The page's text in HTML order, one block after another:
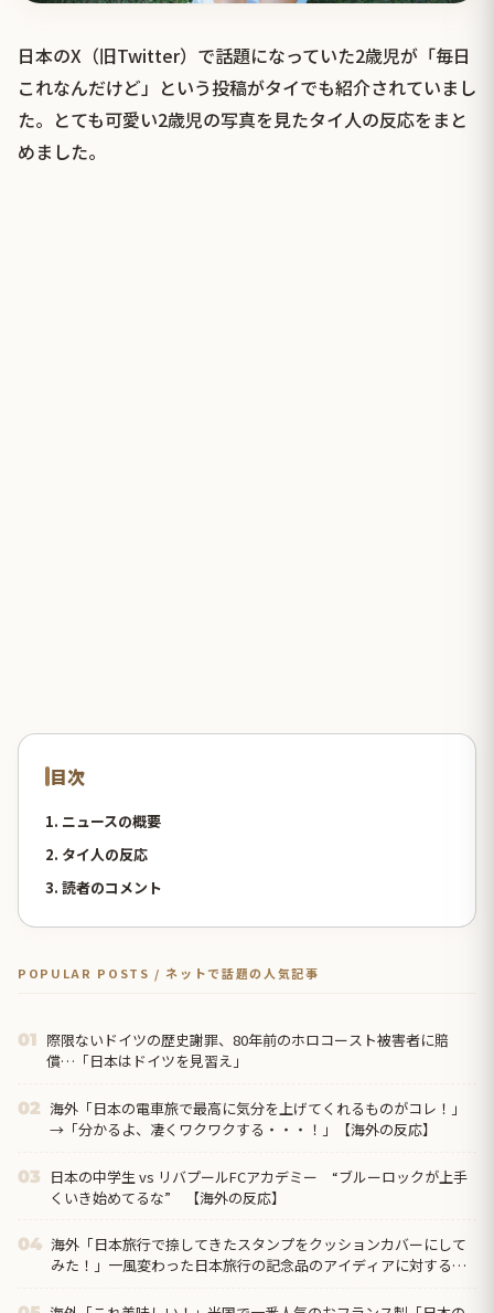
日本のX（旧Twitter）で話題になっていた2歳児が「毎日
これなんだけど」という投稿がタイでも紹介されていまし
た。とても可愛い2歳児の写真を見たタイ人の反応をまと
めました。
目次
1. ニュースの概要
2. タイ人の反応
3. 読者のコメント
POPULAR POSTS / ネットで話題の人気記事
01 際限ないドイツの歴史謝罪、80年前のホロコースト被害者に賠
償…「日本はドイツを見習え」
02 海外「日本の電車旅で最高に気分を上げてくれるものがコレ！」
→「分かるよ、凄くワクワクする・・・！」【海外の反応】
03
日本の中学生 vs リバプールFCアカデミー “ブルーロックが上手
くいき始めてるな” 【海外の反応】
04 海外「日本旅行で捺してきたスタンプをクッションカバーにして
みた！」一風変わった日本旅行の記念品のアイディアに対する海